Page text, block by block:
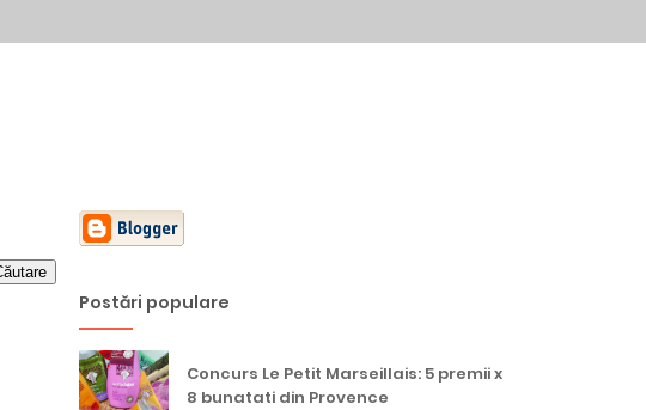
Postări populare
Concurs Le Petit Marseillais: 5 premii x
8 bunatati din Provence